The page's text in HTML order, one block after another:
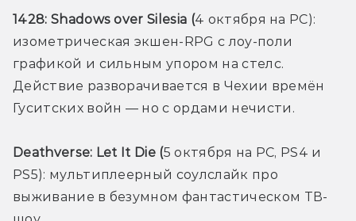
1428: Shadows over Silesia (4 октября на PC):
изометрическая экшен-RPG с лоу-поли
графикой и сильным упором на стелс.
Действие разворачивается в Чехии времён
Гуситских войн — но с ордами нечисти.
Deathverse: Let It Die (5 октября на PC, PS4 и
PS5): мультиплеерный соулслайк про
выживание в безумном фантастическом ТВ-